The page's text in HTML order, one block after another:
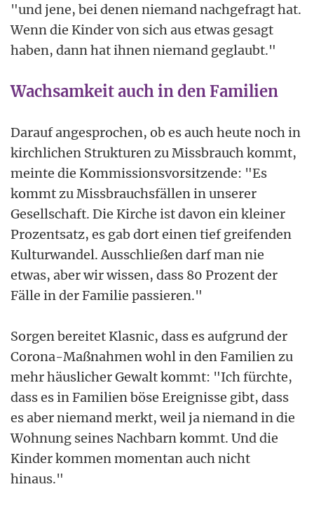
"und jene, bei denen niemand nachgefragt hat.
Wenn die Kinder von sich aus etwas gesagt
haben, dann hat ihnen niemand geglaubt."
Wachsamkeit auch in den Familien
Darauf angesprochen, ob es auch heute noch in
kirchlichen Strukturen zu Missbrauch kommt,
meinte die Kommissionsvorsitzende: "Es
kommt zu Missbrauchsfällen in unserer
Gesellschaft. Die Kirche ist davon ein kleiner
Prozentsatz, es gab dort einen tief greifenden
Kulturwandel. Ausschließen darf man nie
etwas, aber wir wissen, dass 80 Prozent der
Fälle in der Familie passieren."
Sorgen bereitet Klasnic, dass es aufgrund der
Corona-Maßnahmen wohl in den Familien zu
mehr häuslicher Gewalt kommt: "Ich fürchte,
dass es in Familien böse Ereignisse gibt, dass
es aber niemand merkt, weil ja niemand in die
Wohnung seines Nachbarn kommt. Und die
Kinder kommen momentan auch nicht
hinaus."